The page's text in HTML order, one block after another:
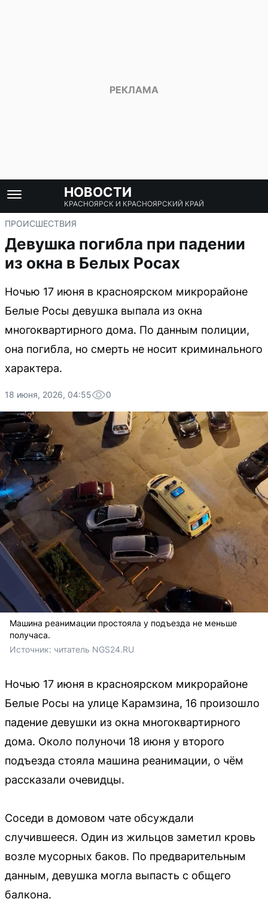
НОВОСТИ
КРАСНОЯРСК И КРАСНОЯРСКИЙ КРАЙ
ПРОИСШЕСТВИЯ
Девушка погибла при падении
из окна в Белых Росах
Ночью 17 июня в красноярском микрорайоне
Белые Росы девушка выпала из окна
многоквартирного дома. По данным полиции,
она погибла, но смерть не носит криминального
характера.
18 июня, 2026, 04:55 0
Машина реанимации простояла у подъезда не меньше
получаса.
Источник: читатель NGS24.RU
Ночью 17 июня в красноярском микрорайоне
Белые Росы на улице Карамзина, 16 произошло
падение девушки из окна многоквартирного
дома. Около полуночи 18 июня у второго
подъезда стояла машина реанимации, о чём
рассказали очевидцы.
Соседи в домовом чате обсуждали
случившееся. Один из жильцов заметил кровь
возле мусорных баков. По предварительным
данным, девушка могла выпасть с общего
балкона.